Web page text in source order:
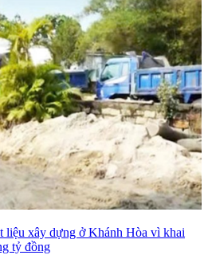
liệu xây dựng ở Khánh Hòa vì khai
tỷ đồng